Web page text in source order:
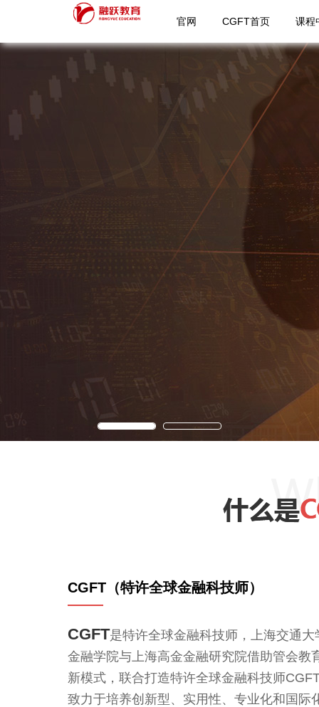
官网 CGFT首页 课程
CGFT（特许全球金融科技师）
CGFT是特许全球金融科技师，上海交通大
金融学院与上海高金金融研究院借助管会教
新模式，联合打造特许全球金融科技师
致力于培养创新型、实用性、专业化和国际